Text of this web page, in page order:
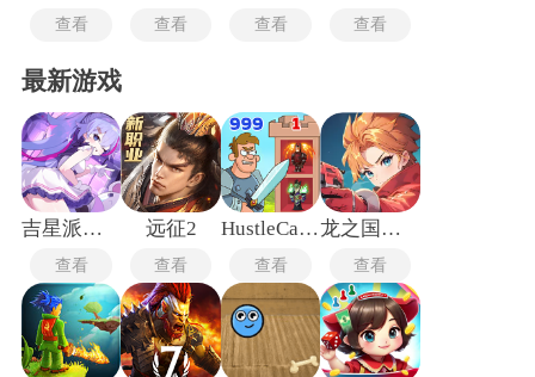
查看 查看 查看 查看
最新游戏
吉星派对手机版
查看
远征2
查看
HustleCastle中文版
查看
龙之国物语畅享服
查看